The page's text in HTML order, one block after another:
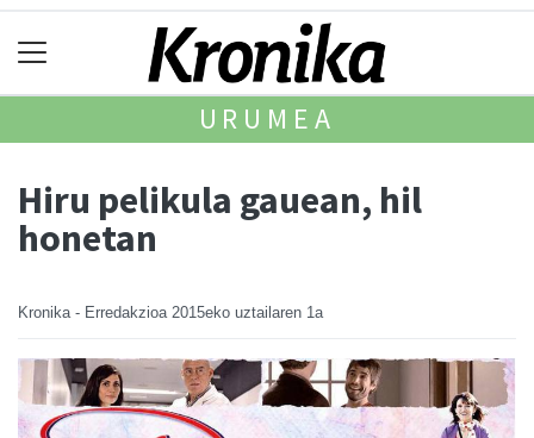
URUMEA
Hiru pelikula gauean, hil
honetan
Kronika - Erredakzioa 2015eko uztailaren 1a